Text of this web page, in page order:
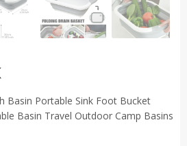
Basin Portable Sink Foot Bucket
Basin Travel Outdoor Camp Basins